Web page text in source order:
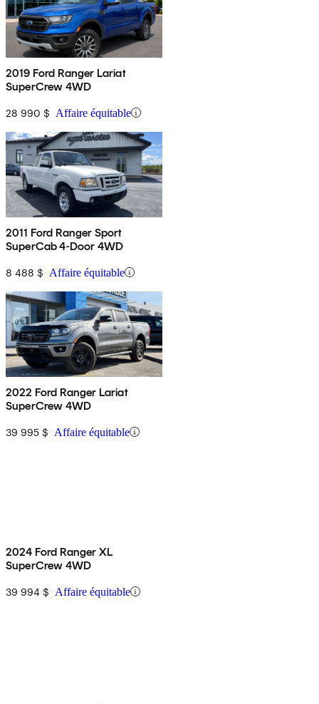
2019 Ford Ranger Lariat
SuperCrew 4WD
28 990 $ Affaire équitable
2011 Ford Ranger Sport
SuperCab 4-Door 4WD
8 488 $ Affaire équitable
2022 Ford Ranger Lariat
SuperCrew 4WD
39 995 $ Affaire équitable
2024 Ford Ranger XL
SuperCrew 4WD
39 994 $ Affaire équitable